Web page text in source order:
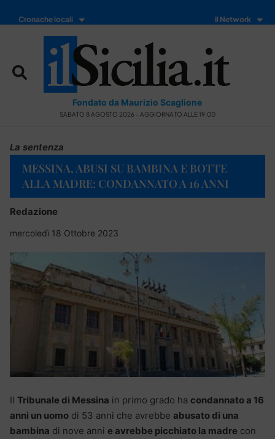
Cronache locali Il Network
Fondato da Maurizio Scaglione
SABATO 8 AGOSTO 2026 - AGGIORNATO ALLE 19:00
La sentenza
MESSINA, ABUSI SU BAMBINA E BOTTE
ALLA MADRE: CONDANNATO A 16 ANNI
Redazione
mercoledì 18 Ottobre 2023
Il Tribunale di Messina in primo grado ha condannato a 16
anni un uomo di 53 anni che avrebbe abusato di una
bambina di nove anni e avrebbe picchiato la madre con